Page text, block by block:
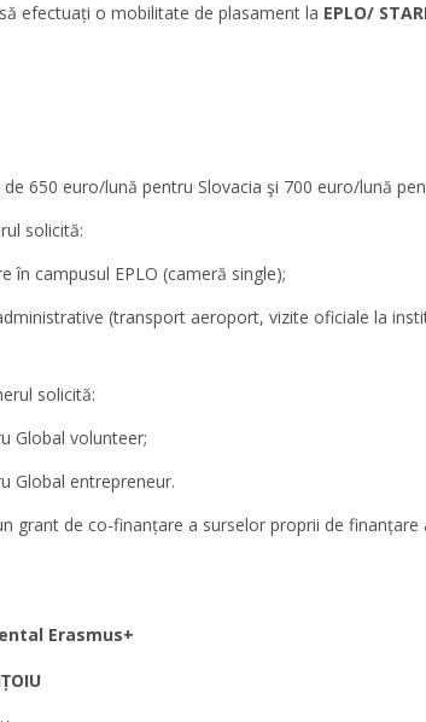
efectuați o mobilitate de plasament la EPLO/
de 650 euro/lună pentru Slovacia şi 700 euro/lună
solicită:
în campusul EPLO (cameră single);
(transport aeroport, vizite oficiale la
solicită:
Global volunteer;
Global entrepreneur.
grant de co-finanțare a surselor proprii de finanțare
Erasmus+